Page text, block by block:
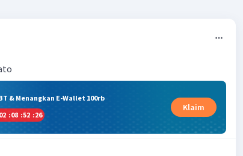
& Menangkan E-Wallet 100rb
02 :08 :52 :26
Klaim